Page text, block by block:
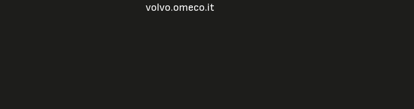
volvo.omeco.it